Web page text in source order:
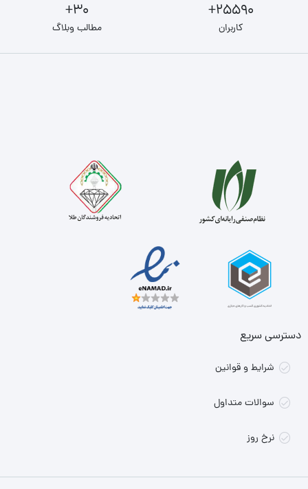
25590+
کاربران
30+
مطالب وبلاگ
دسترسی سریع
شرایط و قوانین
سوالات متداول
نرخ روز